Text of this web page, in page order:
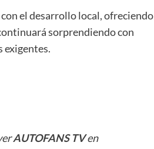
el desarrollo local, ofreciendo
sorprendiendo con
exigentes.
AUTOFANS TVen